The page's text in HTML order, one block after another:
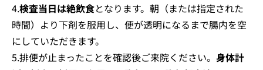
4.検査当日は絶飲食となります。朝（または指定された
時間）より下剤を服用し、便が透明になるまで腸内を空
にしていただきます。
5.排便が止まったことを確認後ご来院ください。 身体計